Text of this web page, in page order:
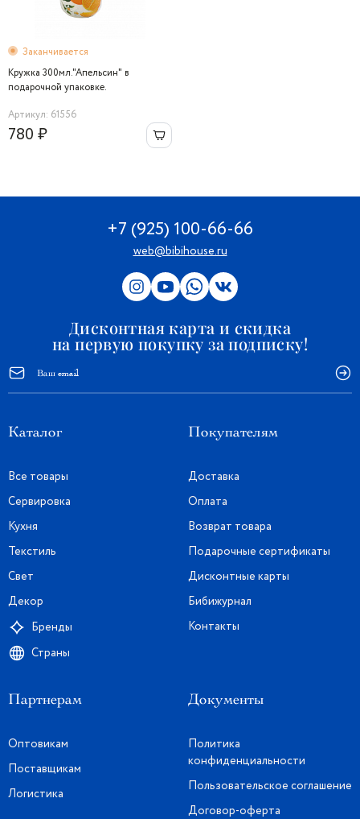
Заканчивается
Кружка 300мл."Апельсин" в
подарочной упаковке.
Артикул: 61556
780 ₽
+7 (925) 100-66-66
web@bibihouse.ru
Дисконтная карта и скидка
на первую покупку за подписку!
Каталог
Все товары
Сервировка
Кухня
Текстиль
Свет
Декор
Бренды
Страны
Покупателям
Доставка
Оплата
Возврат товара
Подарочные сертификаты
Дисконтные карты
Бибижурнал
Контакты
Партнерам
Оптовикам
Поставщикам
Логистика
Документы
Политика
конфиденциальности
Пользовательское соглашение
Договор-оферта